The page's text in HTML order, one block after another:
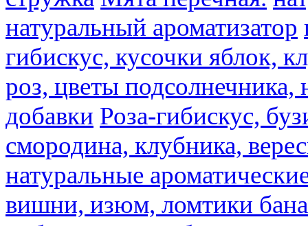
натуральный ароматизатор
гибискус, кусочки яблок,
роз, цветы подсолнечника,
добавки Роза-гибискус,
смородина, клубника,
натуральные
вишни, изюм, ломтики